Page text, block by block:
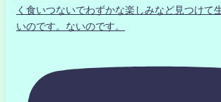
く食いつないでわずかな楽しみなど見つけて
いのです。ないのです。